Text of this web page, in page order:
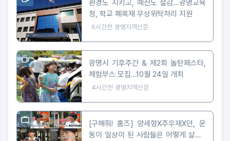
환경도 지키고, 예산도 절감...광명교육
청, 학교 폐목재 무상위탁처리 지원
6시간전 광명지역신문
광명시 기후주간 & 제2회 놀탄페스타,
체험부스 모집…10월 24일 개최
4시간전 광명지역신문
[구해줘! 홈즈] 양세형X주우재X던, 운
동이 일상이 된 사람들은 어떻게 살까?